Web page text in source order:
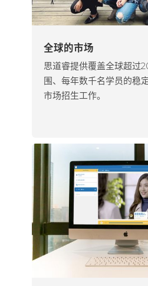
全球的市场
思道睿提供覆盖全球超过
围、每年数千名学员的稳
市场招生工作。